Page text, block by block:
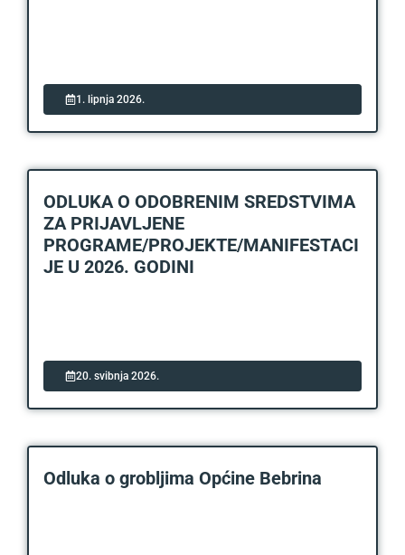
1. lipnja 2026.
ODLUKA O ODOBRENIM SREDSTVIMA
ZA PRIJAVLJENE
PROGRAME/PROJEKTE/MANIFESTACI
JE U 2026. GODINI
20. svibnja 2026.
Odluka o grobljima Općine Bebrina